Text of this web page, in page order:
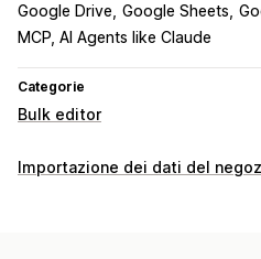
Google Drive Google Sheets
MCP, AI Agents like Claude
Categorie
Bulk editor
Risorse modificabili
Importazione dei dati del